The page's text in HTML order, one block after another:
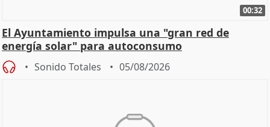
00:32
El Ayuntamiento impulsa una "gran red de
energía solar" para autoconsumo
Sonido Totales 05/08/2026